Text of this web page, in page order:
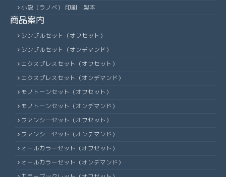
小説（ラノベ） 印刷・製本
商品案内
シンプルセット（オフセット）
シンプルセット（オンデマンド）
エクスプレスセット（オフセット）
エクスプレスセット（オンデマンド）
モノトーンセット（オフセット）
モノトーンセット（オンデマンド）
ファンシーセット（オフセット）
ファンシーセット（オンデマンド）
オールカラーセット（オフセット）
オールカラーセット（オンデマンド）